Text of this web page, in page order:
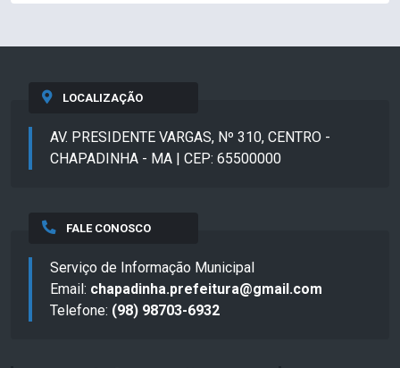
LOCALIZAÇÃO
AV. PRESIDENTE VARGAS, Nº 310, CENTRO -
CHAPADINHA - MA | CEP: 65500000
FALE CONOSCO
Serviço de Informação Municipal
Email: chapadinha.prefeitura@gmail.com
Telefone: (98) 98703-6932